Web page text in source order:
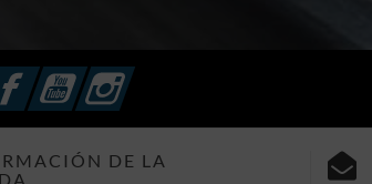
FacebookYouTubeInstagram
DE LA